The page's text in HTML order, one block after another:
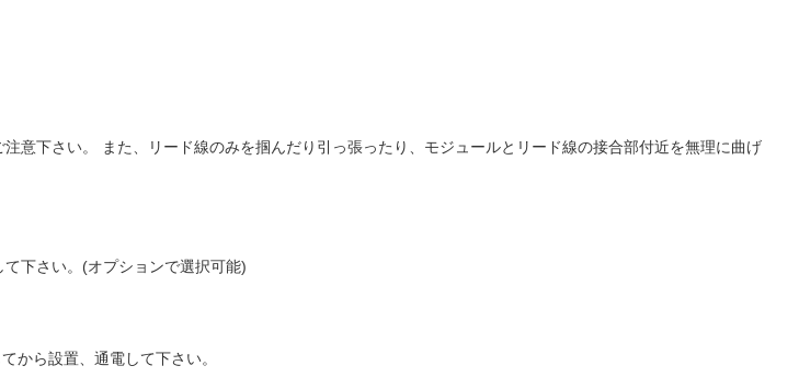
意下さい。 また、リード線のみを掴んだり引っ張ったり、モジュールとリード線の接合部付近を無理に曲げ
下さい。(オプションで選択可能)
から設置、通電して下さい。